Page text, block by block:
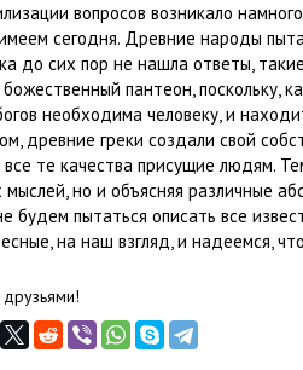
вопросов возникало
сегодня. Древние народы
до сих пор не нашла ответы,
пантеон, поскольку,
необходима человеку, и
древние греки создали свой
все те качества присущие людям.
мыслей, но и объясняя различные
будем пытаться описать все
на наш взгляд, и надеемся,